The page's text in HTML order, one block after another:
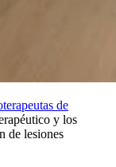
de
y los
de lesiones